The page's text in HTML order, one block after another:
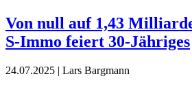
Von null auf 1,43
S-Immo feiert 30-Jähriges
24.07.2025 | Lars Bargmann